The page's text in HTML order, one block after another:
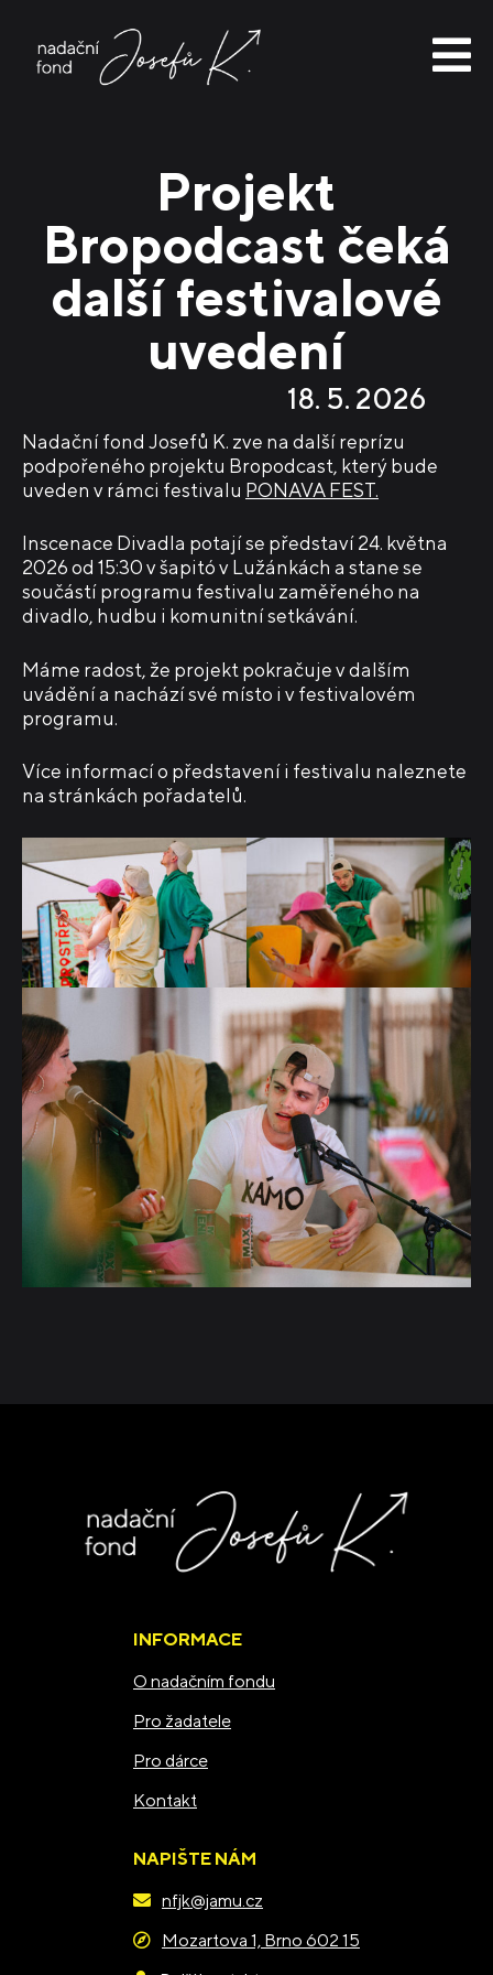
content
Projekt
Bropodcast čeká
další festivalové
uvedení
18. 5. 2026
Nadační fond Josefů K. zve na další reprízu
podpořeného projektu Bropodcast, který bude
uveden v rámci festivalu PONAVA FEST.
Inscenace Divadla potají se představí 24. května
2026 od 15:30 v šapitó v Lužánkách a stane se
součástí programu festivalu zaměřeného na
divadlo, hudbu i komunitní setkávání.
Máme radost, že projekt pokračuje v dalším
uvádění a nachází své místo i v festivalovém
programu.
Více informací o představení i festivalu naleznete
na stránkách pořadatelů.
INFORMACE
O nadačním fondu
Pro žadatele
Pro dárce
Kontakt
NAPIŠTE NÁM
nfjk@jamu.cz
Mozartova 1, Brno 602 15